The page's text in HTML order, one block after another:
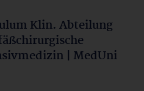
Klin. Abteilung
| MedUni